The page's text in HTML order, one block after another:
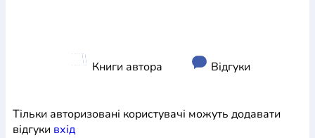
Книги автора Відгуки
Тільки авторизовані користувачі можуть додавати
відгуки вхiд